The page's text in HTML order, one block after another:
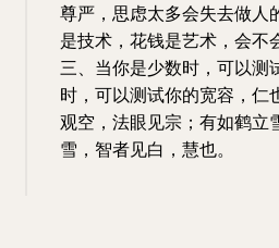
尊严，思虑太多会失去做人
是技术，花钱是艺术，会不
三、当你是少数时，可以测
时，可以测试你的宽容，仁
观空，法眼见宗；有如鹤立
雪，智者见白，慧也。